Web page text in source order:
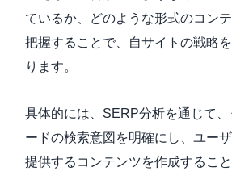
ているか、どのような形式のコン
把握することで、自サイトの戦略
ります。
具体的には、SERP分析を通じて
ードの検索意図を明確にし、ユー
提供するコンテンツを作成するこ